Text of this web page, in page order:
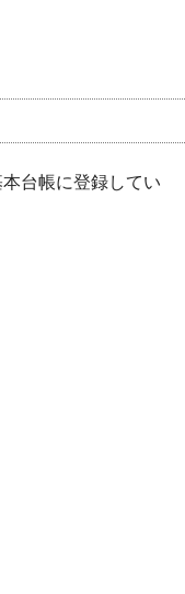
台帳に登録してい